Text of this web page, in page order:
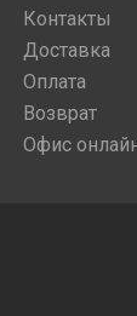
Контакты
Доставка
Оплата
Возврат
Офис